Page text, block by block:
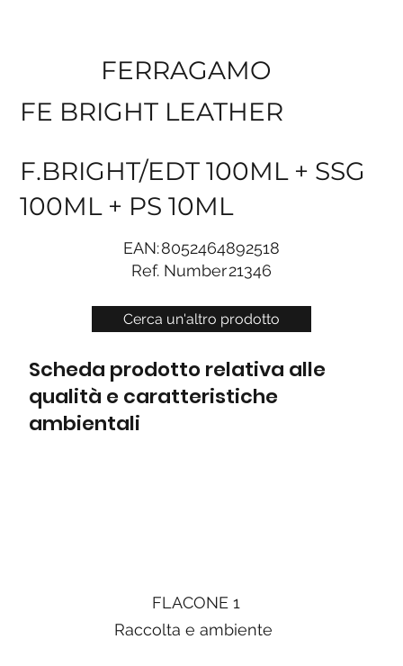
Cerca un'altro prodotto
FERRAGAMO
FE BRIGHT LEATHER
F.BRIGHT/EDT 100ML + SSG
100ML + PS 10ML
EAN:8052464892518
Ref. Number21346
Scheda prodotto relativa alle
qualità e caratteristiche
ambientali
FLACONE 1
Raccolta e ambiente